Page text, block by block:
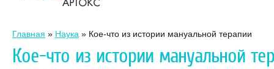
Главная » Наука » Кое-что из истории мануальной терапии
Кое-что из истории мануальной